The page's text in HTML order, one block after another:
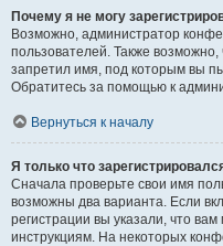
Почему я не могу
Возможно, администратор
пользователей. Также
запретил имя, под которым вы
Обратитесь за помощью к
Вернуться к началу
Я только что
Сначала проверьте свои имя
возможны два варианта. Если
регистрации вы указали, что
инструкциям. На некоторых